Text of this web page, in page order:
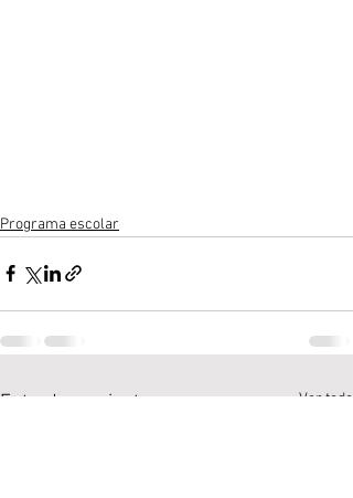
Programa escolar
Entradas recientes Ver todo